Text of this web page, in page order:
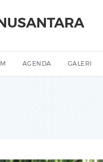
AGENDA GALERI